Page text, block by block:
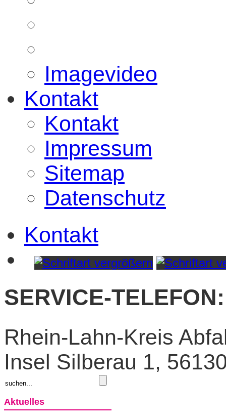
Imagevideo
Kontakt
Kontakt
Impressum
Sitemap
Datenschutz
Kontakt
SERVICE-
Rhein-Lahn-Kreis
Insel Silberau 1,
Aktuelles